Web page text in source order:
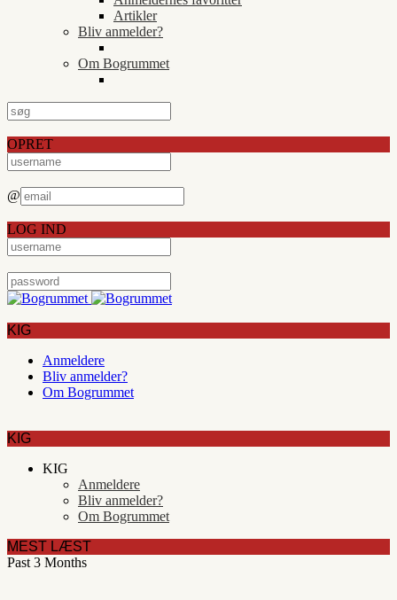
Artikler
Bliv anmelder?
Om Bogrummet
OPRET
@
LOG IND
KIG
Anmeldere
Bliv anmelder?
Om Bogrummet
KIG
KIG
Anmeldere
Bliv anmelder?
Om Bogrummet
MEST LÆST
Past 3 Months